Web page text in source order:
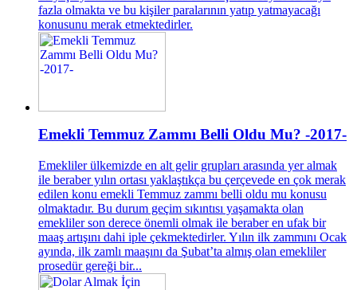
fazla olmakta ve bu kişiler paralarının yatıp yatmayacağı
konusunu merak etmektedirler.
Emekli Temmuz Zammı Belli Oldu Mu? -2017-
Emekliler ülkemizde en alt gelir grupları arasında yer almak
ile beraber yılın ortası yaklaştıkça bu çerçevede en çok merak
edilen konu emekli Temmuz zammı belli oldu mu konusu
olmaktadır. Bu durum geçim sıkıntısı yaşamakta olan
emekliler son derece önemli olmak ile beraber en ufak bir
maaş artışını dahi iple çekmektedirler. Yılın ilk zammını Ocak
ayında, ilk zamlı maaşını da Şubat’ta almış olan emekliler
prosedür gereği bir...